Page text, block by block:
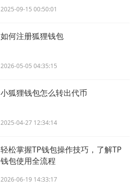
2025-09-15 00:50:01
如何注册狐狸钱包
2026-05-05 04:35:15
小狐狸钱包怎么转出代币
2025-04-27 12:34:14
轻松掌握TP钱包操作技巧，了解TP
钱包使用全流程
2026-06-19 14:33:17